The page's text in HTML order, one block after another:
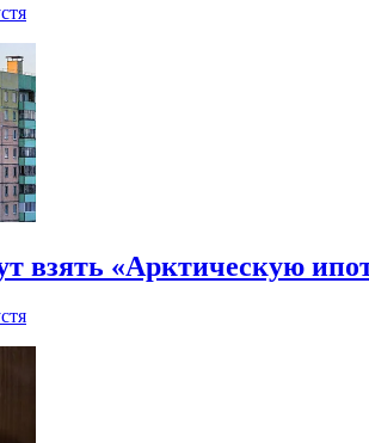
взять «Арктическую